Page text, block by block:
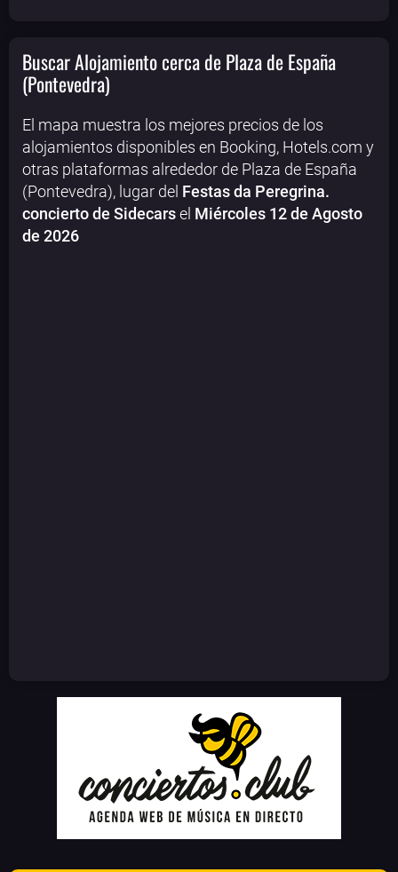
Buscar Alojamiento cerca de Plaza de España
(Pontevedra)
El mapa muestra los mejores precios de los
alojamientos disponibles en Booking, Hotels.com y
otras plataformas alrededor de Plaza de España
(Pontevedra), lugar del Festas da Peregrina.
concierto de Sidecarsel Miércoles 12 de Agosto
de 2026